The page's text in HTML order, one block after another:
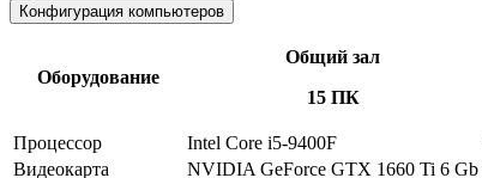
Конфигурация компьютеров
Оборудование
Общий зал
15 ПК
Процессор Intel Core i5-9400F
Видеокарта
NVIDIA GeForce GTX 1660 Ti 6 Gb